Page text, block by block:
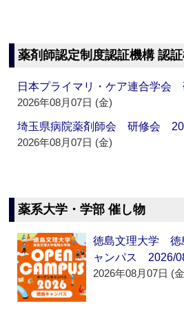
薬剤師認定制度認証機構 認
日本プライマリ・ケア連合学
2026年08月07日 (金)
埼玉県病院薬剤師会 研修会
2026年08月07日 (金)
薬系大学・学部 催し物
徳島文理大学 徳
ャンパス 2026/
2026年08月07日 (